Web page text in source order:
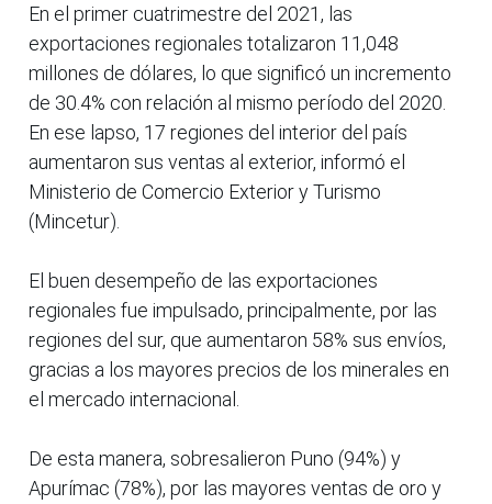
En el primer cuatrimestre del 2021, las
exportaciones regionales totalizaron 11,048
millones de dólares, lo que significó un incremento
de 30.4% con relación al mismo período del 2020.
En ese lapso, 17 regiones del interior del país
aumentaron sus ventas al exterior, informó el
Ministerio de Comercio Exterior y Turismo
(Mincetur).
El buen desempeño de las exportaciones
regionales fue impulsado, principalmente, por las
regiones del sur, que aumentaron 58% sus envíos,
gracias a los mayores precios de los minerales en
el mercado internacional.
De esta manera, sobresalieron Puno (94%) y
Apurímac (78%), por las mayores ventas de oro y